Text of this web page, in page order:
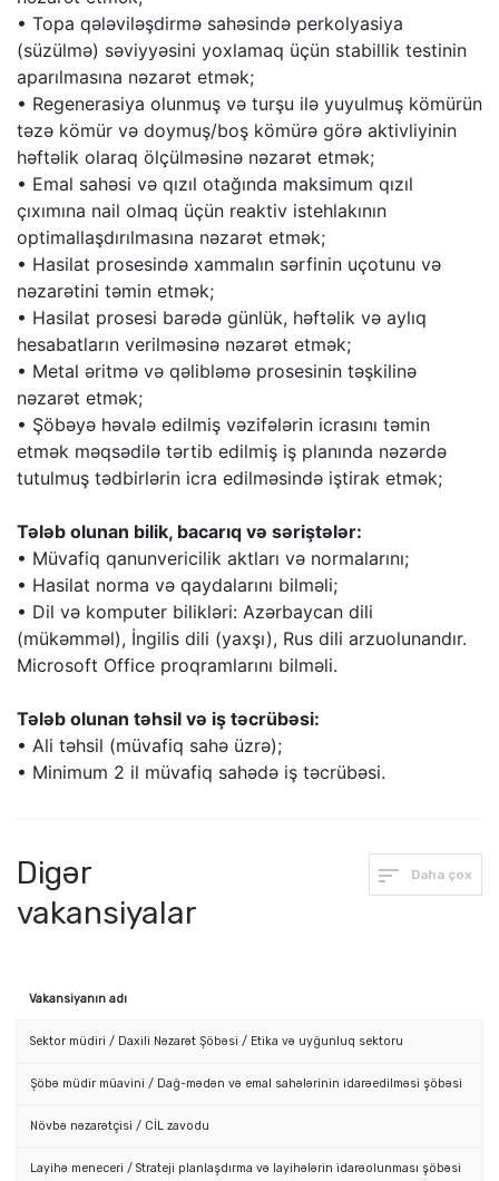
• Topa qələviləşdirmə sahəsində perkolyasiya
(süzülmə) səviyyəsini yoxlamaq üçün stabillik testinin
aparılmasına nəzarət etmək;
• Regenerasiya olunmuş və turşu ilə yuyulmuş kömürün
təzə kömür və doymuş/boş kömürə görə aktivliyinin
həftəlik olaraq ölçülməsinə nəzarət etmək;
• Emal sahəsi və qızıl otağında maksimum qızıl
çıxımına nail olmaq üçün reaktiv istehlakının
optimallaşdırılmasına nəzarət etmək;
• Hasilat prosesində xammalın sərfinin uçotunu və
nəzarətini təmin etmək;
• Hasilat prosesi barədə günlük, həftəlik və aylıq
hesabatların verilməsinə nəzarət etmək;
• Metal əritmə və qəlibləmə prosesinin təşkilinə
nəzarət etmək;
• Şöbəyə həvalə edilmiş vəzifələrin icrasını təmin
etmək məqsədilə tərtib edilmiş iş planında nəzərdə
tutulmuş tədbirlərin icra edilməsində iştirak etmək;
Tələb olunan bilik, bacarıq və səriştələr:
• Müvafiq qanunvericilik aktları və normalarını;
• Hasilat norma və qaydalarını bilməli;
• Dil və komputer bilikləri: Azərbaycan dili
(mükəmməl), İngilis dili (yaxşı), Rus dili arzuolunandır.
Microsoft Office proqramlarını bilməli.
Tələb olunan təhsil və iş təcrübəsi:
• Ali təhsil (müvafiq sahə üzrə);
• Minimum 2 il müvafiq sahədə iş təcrübəsi.
Digər
vakansiyalar
Daha çox